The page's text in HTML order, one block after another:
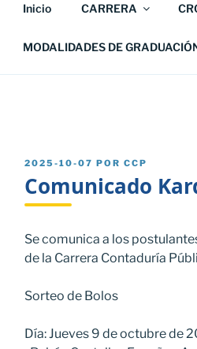
Inicio CARRERA
MODALIDADES DE
PUBLICADO
2025-10-07 POR CCP
Comunicado
Se comunica a los
de la Carrera Contaduría
Sorteo de Bolos
Día: Jueves 9 de octubre de